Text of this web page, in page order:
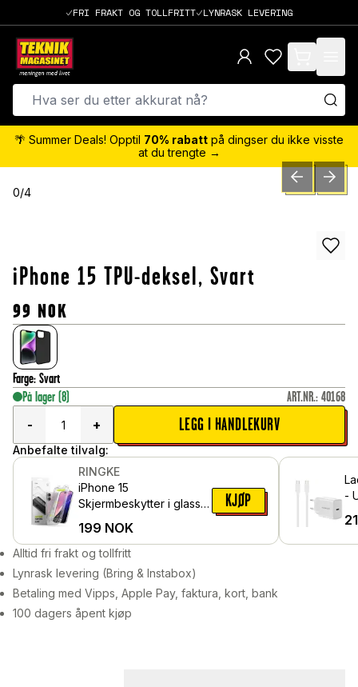
FRI FRAKT OG TOLLFRITT LYNRASK LEVERING
items in cart,
🌴 Summer Deals! Opptil 70% rabatt på dingser du ikke visste
at du trengte →
0/4 PREVIOUSNEXT
iPhone 15 TPU-deksel, Svart
99 NOK
Farge: Svart
På lager (8) ART.NR.: 40168
-
+ LEGG I HANDLEKURV
Anbefalte tilvalg:
RINGKE
iPhone 15
Skjermbeskytter i glass
(2-pack)
199 NOK
KJØP
-
Alltid fri frakt og tollfritt
Lynrask levering (Bring & Instabox)
Betaling med Vipps, Apple Pay, faktura, kort, bank
100 dagers åpent kjøp